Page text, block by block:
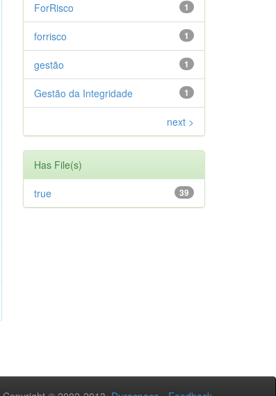
1
ForRisco
1
forrisco
1
gestão
1
Gestão da Integridade
next >
Has File(s)
39
true